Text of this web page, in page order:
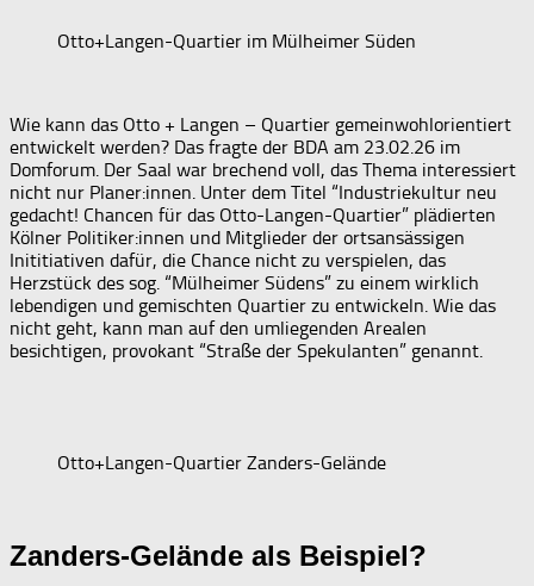
Otto+Langen-Quartier im Mülheimer Süden
Wie kann das Otto + Langen – Quartier gemeinwohlorientiert
entwickelt werden? Das fragte der BDA am 23.02.26 im
Domforum. Der Saal war brechend voll, das Thema interessiert
nicht nur Planer:innen. Unter dem Titel “Industriekultur neu
gedacht! Chancen für das Otto-Langen-Quartier” plädierten
Kölner Politiker:innen und Mitglieder der ortsansässigen
Inititiativen dafür, die Chance nicht zu verspielen, das
Herzstück des sog. “Mülheimer Südens” zu einem wirklich
lebendigen und gemischten Quartier zu entwickeln. Wie das
nicht geht, kann man auf den umliegenden Arealen
besichtigen, provokant “Straße der Spekulanten” genannt.
Otto+Langen-Quartier Zanders-Gelände
Zanders-Gelände als Beispiel?